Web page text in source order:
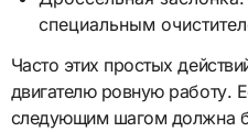
специальным
Часто этих простых
двигателю ровную работу.
следующим шагом должна